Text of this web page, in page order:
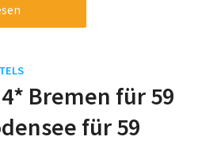
4* Bremen für 59
für 59